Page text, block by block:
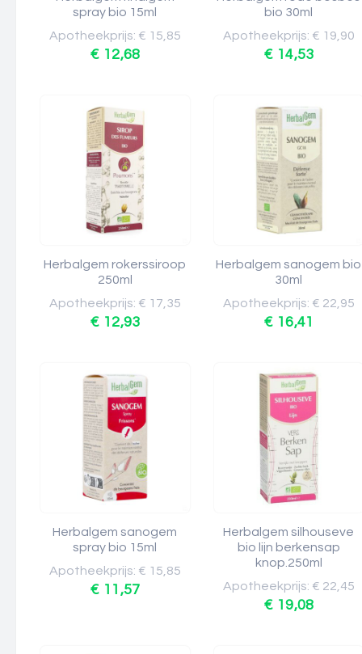
spray bio 15ml
Apotheekprijs: € 15,85
€ 12,68
bio 30ml
Apotheekprijs: € 19,90
€ 14,53
Herbalgem rokerssiroop
250ml
Apotheekprijs: € 17,35
€ 12,93
Herbalgem sanogem bio
30ml
Apotheekprijs: € 22,95
€ 16,41
Herbalgem sanogem
spray bio 15ml
Apotheekprijs: € 15,85
€ 11,57
Herbalgem silhouseve
bio lijn berkensap
knop.250ml
Apotheekprijs: € 22,45
€ 19,08